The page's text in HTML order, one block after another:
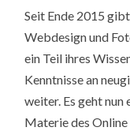
Seit Ende 2015
Webdesign und
ein Teil ihres
Kenntnisse an
weiter. Es geht
Materie des